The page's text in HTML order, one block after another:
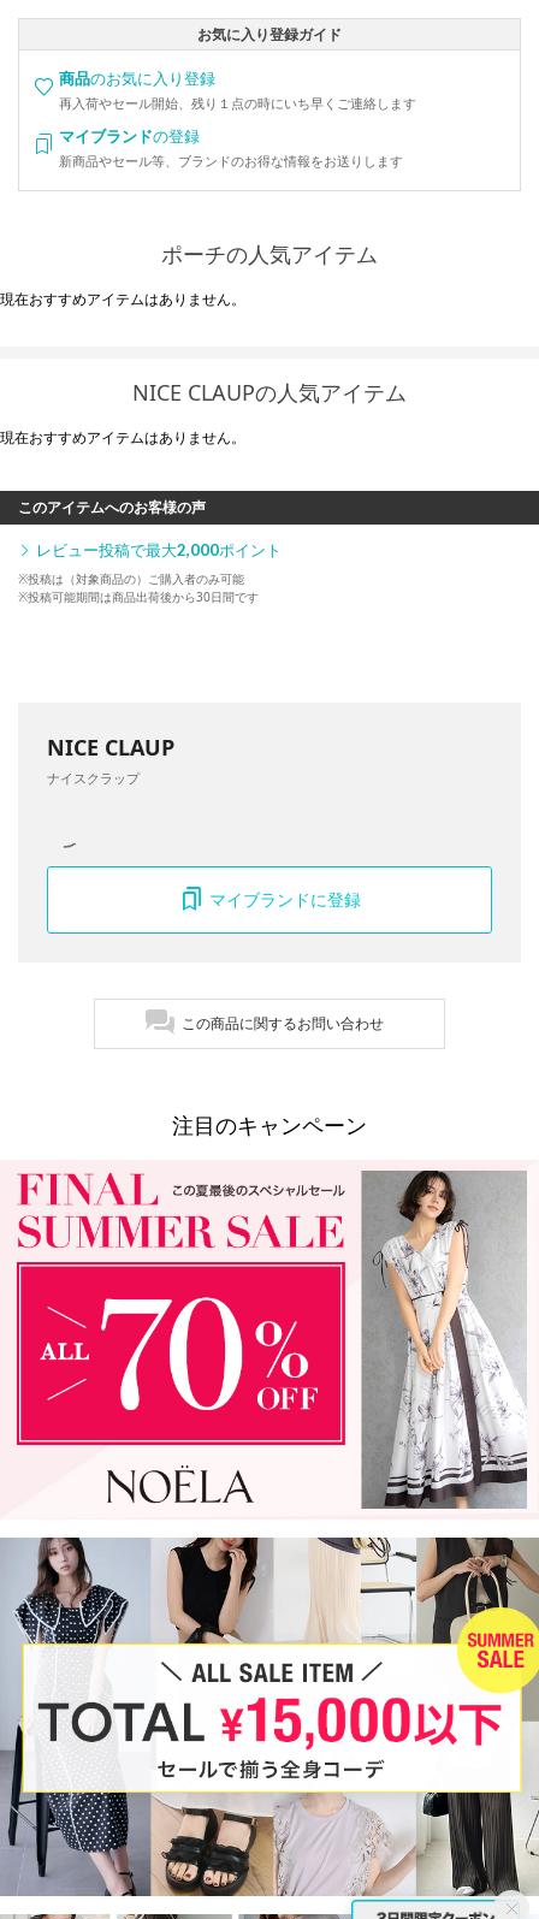
お気に入り登録ガイド
商品のお気に入り登録
再入荷やセール開始、残り１点の時にいち早くご連絡します
マイブランドの登録
新商品やセール等、ブランドのお得な情報をお送りします
ポーチの人気アイテム
現在おすすめアイテムはありません。
NICE CLAUPの人気アイテム
現在おすすめアイテムはありません。
このアイテムへのお客様の声
レビュー投稿で最大2,000ポイント
※投稿は（対象商品の）ご購入者のみ可能
※投稿可能期間は商品出荷後から30日間です
NICE CLAUP
ナイスクラップ
マイブランドに登録
この商品に関するお問い合わせ
注目のキャンペーン